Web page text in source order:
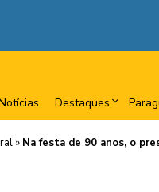
Destaques
» Na festa de 90 anos, o